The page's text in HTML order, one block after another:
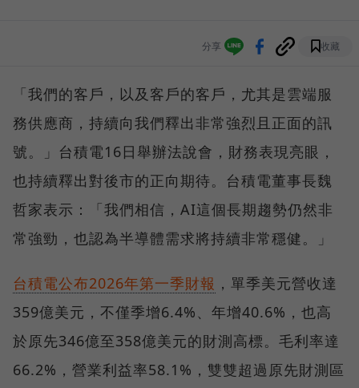
分享 收藏
「我們的客戶，以及客戶的客戶，尤其是雲端服
務供應商，持續向我們釋出非常強烈且正面的訊
號。」台積電16日舉辦法說會，財務表現亮眼，
也持續釋出對後市的正向期待。台積電董事長魏
哲家表示：「我們相信，AI這個長期趨勢仍然非
常強勁，也認為半導體需求將持續非常穩健。」
台積電公布2026年第一季財報 ，單季美元營收達
359億美元，不僅季增6.4%、年增40.6%，也高
於原先346億至358億美元的財測高標。毛利率達
66.2%，營業利益率58.1%，雙雙超過原先財測區